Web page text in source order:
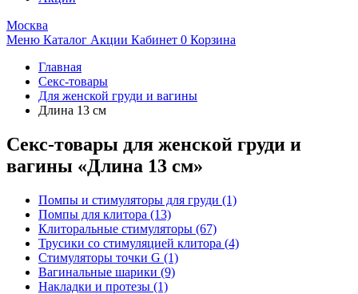
Москва
Меню Каталог Акции Кабинет 0 Корзина
Главная
Секс-товары
Для женской груди и вагины
Длина 13 см
Секс-товары для женской груди и
вагины «Длина 13 см»
Помпы и стимуляторы для груди (1)
Помпы для клитора (13)
Клиторальные стимуляторы (67)
Трусики со стимуляцией клитора (4)
Стимуляторы точки G (1)
Вагинальные шарики (9)
Накладки и протезы (1)